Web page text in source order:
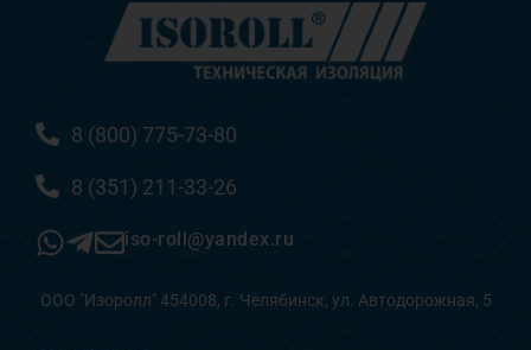
8 (800) 775-73-80
8 (351) 211-33-26
iso-roll@yandex.ru
ООО "Изоролл" 454008, г. Челябинск, ул. Автодорожная, 5